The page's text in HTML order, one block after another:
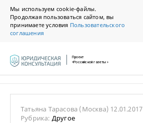
Мы используем cookie-файлы.
Продолжая пользоваться сайтом, вы
принимаете условия Пользовательского
соглашения
Проект
«Российской газеты»
Татьяна Тарасова (Москва) 12.01.2017
Рубрика: Другое